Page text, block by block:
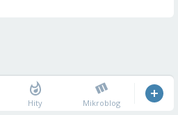
Hity Mikroblog